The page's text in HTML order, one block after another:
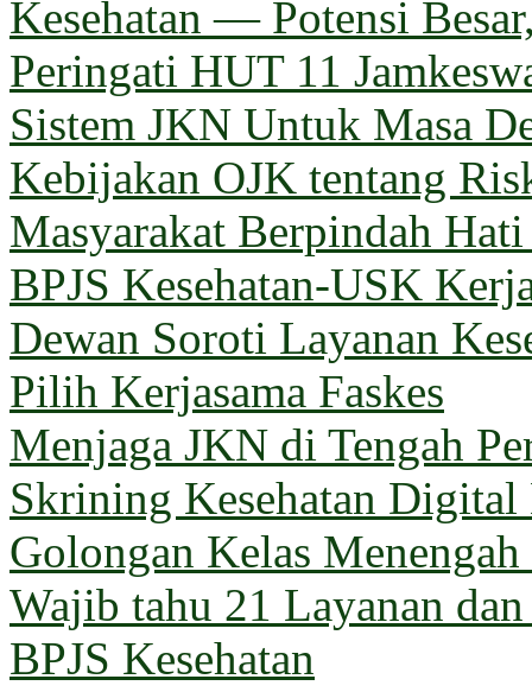
Kesehatan — Potensi
Peringati HUT 11
Sistem JKN Untuk Masa
Kebijakan OJK tentang
Masyarakat Berpindah
BPJS Kesehatan-USK
Dewan Soroti Layanan
Pilih Kerjasama Faskes
Menjaga JKN di Tengah
Skrining Kesehatan Digital
Golongan Kelas
Wajib tahu 21 Layanan
BPJS Kesehatan